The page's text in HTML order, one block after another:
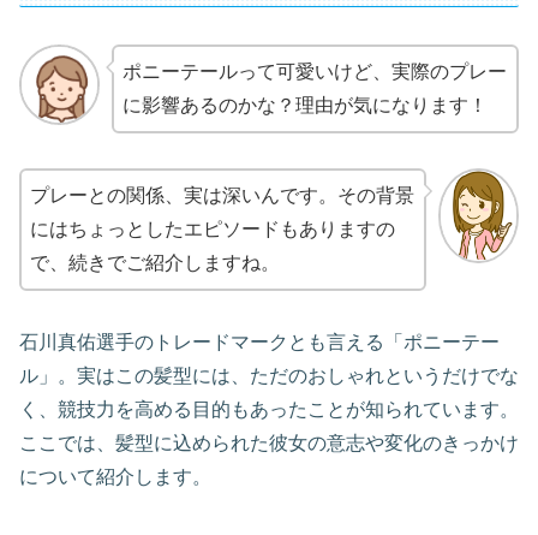
ポニーテールって可愛いけど、実際のプレー
に影響あるのかな？理由が気になります！
プレーとの関係、実は深いんです。その背景
にはちょっとしたエピソードもありますの
で、続きでご紹介しますね。
石川真佑選手のトレードマークとも言える「ポニーテー
ル」。実はこの髪型には、ただのおしゃれというだけでな
く、競技力を高める目的もあったことが知られています。
ここでは、髪型に込められた彼女の意志や変化のきっかけ
について紹介します。